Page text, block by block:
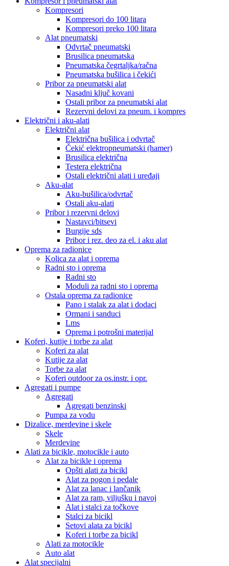
Kompresori
Kompresori do 100 litara
Kompresori preko 100 litara
Alat pneumatski
Odvrtač pneumatski
Brusilica pneumatska
Pneumatska čegrtaljka/račna
Pneumatska bušilica i čekići
Pribor za pneumatski alat
Nasadni ključ kovani
Ostali pribor za pneumatski alat
Rezervni delovi za pneum. i kompres
Električni i aku-alati
Električni alat
Električna bušilica i odvrtač
Čekić elektropneumatski (hamer)
Brusilica električna
Testera električna
Ostali električni alati i uređaji
Aku-alat
Aku-bušilica/odvrtač
Ostali aku-alati
Pribor i rezervni delovi
Nastavci/bitsevi
Burgije sds
Pribor i rez. deo za el. i aku alat
Oprema za radionice
Kolica za alat i oprema
Radni sto i oprema
Radni sto
Moduli za radni sto i oprema
Ostala oprema za radionice
Pano i stalak za alat i dodaci
Ormani i sanduci
Lms
Oprema i potrošni materijal
Koferi, kutije i torbe za alat
Koferi za alat
Kutije za alat
Torbe za alat
Koferi outdoor za os.instr. i opr.
Agregati i pumpe
Agregati
Agregati benzinski
Pumpa za vodu
Dizalice, merdevine i skele
Skele
Merdevine
Alati za bicikle, motocikle i auto
Alat za bicikle i oprema
Opšti alati za bicikl
Alat za pogon i pedale
Alat za lanac i lančanik
Alat za ram, viljušku i navoj
Alat i stalci za točkove
Stalci za bicikl
Setovi alata za bicikl
Koferi i torbe za bicikl
Alati za motocikle
Auto alat
Alat specijalni